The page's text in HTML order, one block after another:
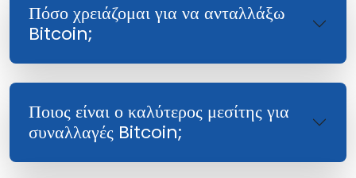
Πόσο χρειάζομαι για να ανταλλάξω
Bitcoin;
Ποιος είναι ο καλύτερος μεσίτης για
συναλλαγές Bitcoin;